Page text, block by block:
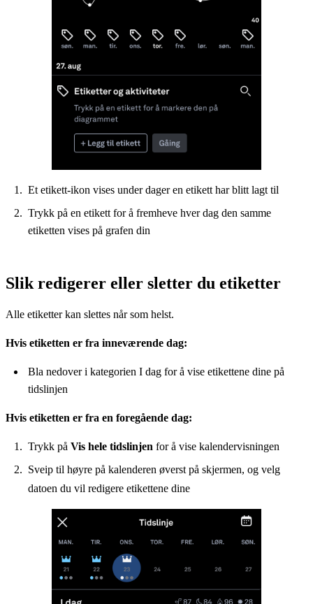
Et etikett-ikon vises under dager en etikett har blitt lagt til
Trykk på en etikett for å fremheve hver dag den samme
etiketten vises på grafen din
Slik redigerer eller sletter du etiketter
Alle etiketter kan slettes når som helst.
Hvis etiketten er fra inneværende dag:
Bla nedover i kategorien I dag for å vise etikettene dine på
tidslinjen
Hvis etiketten er fra en foregående dag:
Trykk på Vis hele tidslinjen for å vise kalendervisningen
Sveip til høyre på kalenderen øverst på skjermen, og velg
datoen du vil redigere etikettene dine